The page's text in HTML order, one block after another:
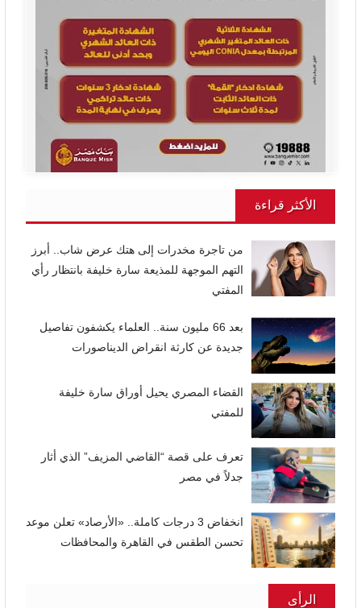
الأكثر قراءة
من تاجرة مخدرات إلى هتك عرض شاب.. أبرز
التهم الموجهة للمذيعة سارة خليفة بانتظار رأي
المفتي
بعد 66 مليون سنة.. العلماء يكشفون تفاصيل
جديدة عن كارثة انقراض الديناصورات
القضاء المصري يحيل أوراق سارة خليفة
للمفتي
تعرف على قصة “القاضي المزيف” الذي أثار
جدلاً في مصر
انخفاض 3 درجات كاملة.. «الأرصاد» تعلن موعد
تحسن الطقس في القاهرة والمحافظات
الرأى